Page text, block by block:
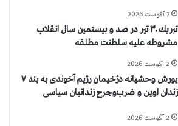
7 آگوست 2026
تبريك ۳۰ تير در صد و بيستمين سال انقلاب
مشروطه عليه سلطنت مطلقه
2 آگوست 2026
یورش وحشیانه دژخیمان رژیم آخوندی به بند ۷
زندان اوین و ضرب‌وجرح زندانیان سیاسی
2 آگوست 2026